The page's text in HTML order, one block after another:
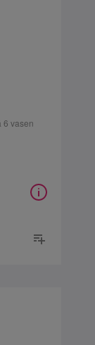
6 vasen